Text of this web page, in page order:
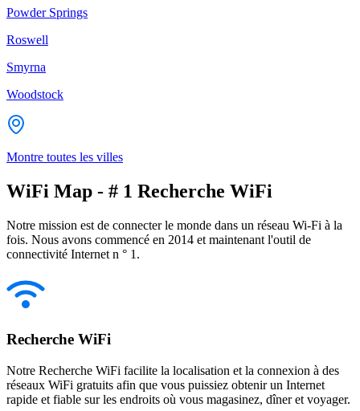
Powder Springs
Roswell
Smyrna
Woodstock
Montre toutes les villes
WiFi Map - # 1 Recherche WiFi
Notre mission est de connecter le monde dans un réseau Wi-Fi à la
fois. Nous avons commencé en 2014 et maintenant l'outil de
connectivité Internet n ° 1.
Recherche WiFi
Notre Recherche WiFi facilite la localisation et la connexion à des
réseaux WiFi gratuits afin que vous puissiez obtenir un Internet
rapide et fiable sur les endroits où vous magasinez, dîner et voyager.